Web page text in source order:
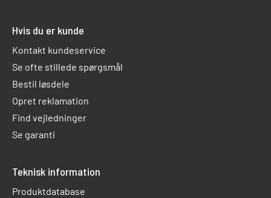
Hvis du er kunde
Kontakt kundeservice
Se ofte stillede spørgsmål
Bestil løsdele
Opret reklamation
Find vejledninger
Se garanti
Teknisk information
Produktdatabase